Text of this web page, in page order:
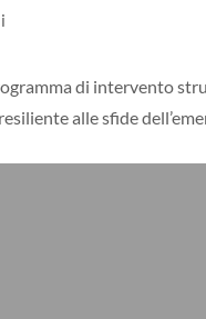
di intervento
alle sfide